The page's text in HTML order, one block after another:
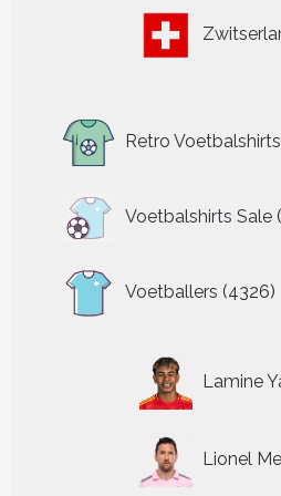
Retro Voetbalshirts
Voetbalshirts Sale
Voetballers 4326
Lamine
Lionel